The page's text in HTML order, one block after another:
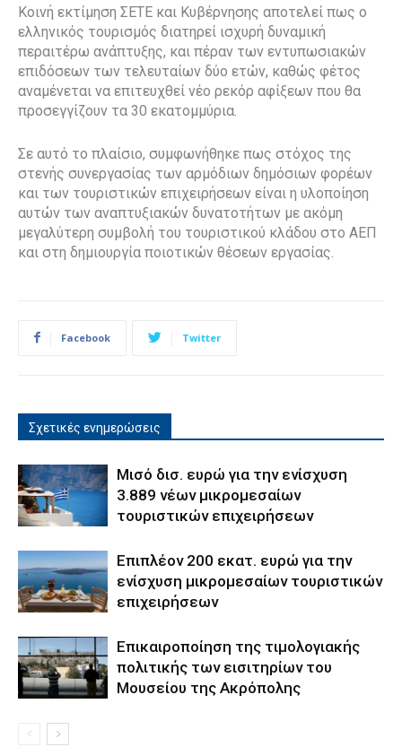
Κοινή εκτίμηση ΣΕΤΕ και Κυβέρνησης αποτελεί πως ο
ελληνικός τουρισμός διατηρεί ισχυρή δυναμική
περαιτέρω ανάπτυξης, και πέραν των εντυπωσιακών
επιδόσεων των τελευταίων δύο ετών, καθώς φέτος
αναμένεται να επιτευχθεί νέο ρεκόρ αφίξεων που θα
προσεγγίζουν τα 30 εκατομμύρια.
Σε αυτό το πλαίσιο, συμφωνήθηκε πως στόχος της
στενής συνεργασίας των αρμόδιων δημόσιων φορέων
και των τουριστικών επιχειρήσεων είναι η υλοποίηση
αυτών των αναπτυξιακών δυνατοτήτων με ακόμη
μεγαλύτερη συμβολή του τουριστικού κλάδου στο ΑΕΠ
και στη δημιουργία ποιοτικών θέσεων εργασίας.
Facebook Twitter
Σχετικές ενημερώσεις
Μισό δισ. ευρώ για την ενίσχυση
3.889 νέων μικρομεσαίων
τουριστικών επιχειρήσεων
Επιπλέον 200 εκατ. ευρώ για την
ενίσχυση μικρομεσαίων τουριστικών
επιχειρήσεων
Επικαιροποίηση της τιμολογιακής
πολιτικής των εισιτηρίων του
Μουσείου της Ακρόπολης